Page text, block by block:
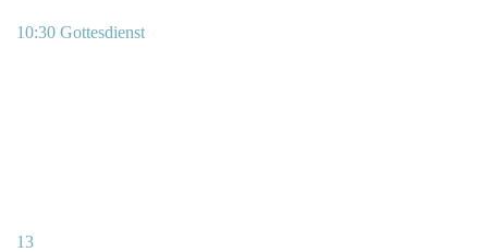
10:30 Gottesdienst
13